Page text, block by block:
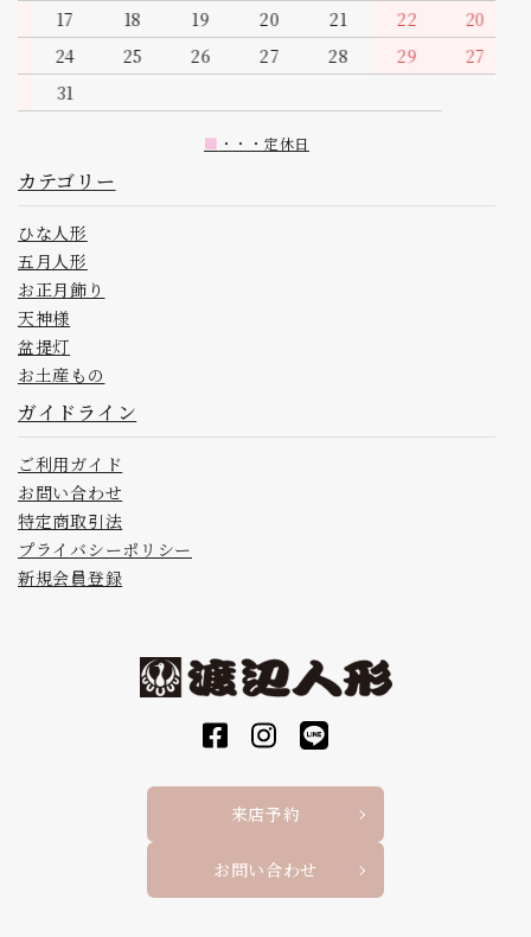
カテゴリー
ひな人形
五月人形
お正月飾り
天神様
盆提灯
お土産もの
ガイドライン
ご利用ガイド
お問い合わせ
特定商取引法
プライバシーポリシー
新規会員登録
20
21 22 23 24 25
26
27
28 29 30
■ ・・・定休日
来店予約
お問い合わせ